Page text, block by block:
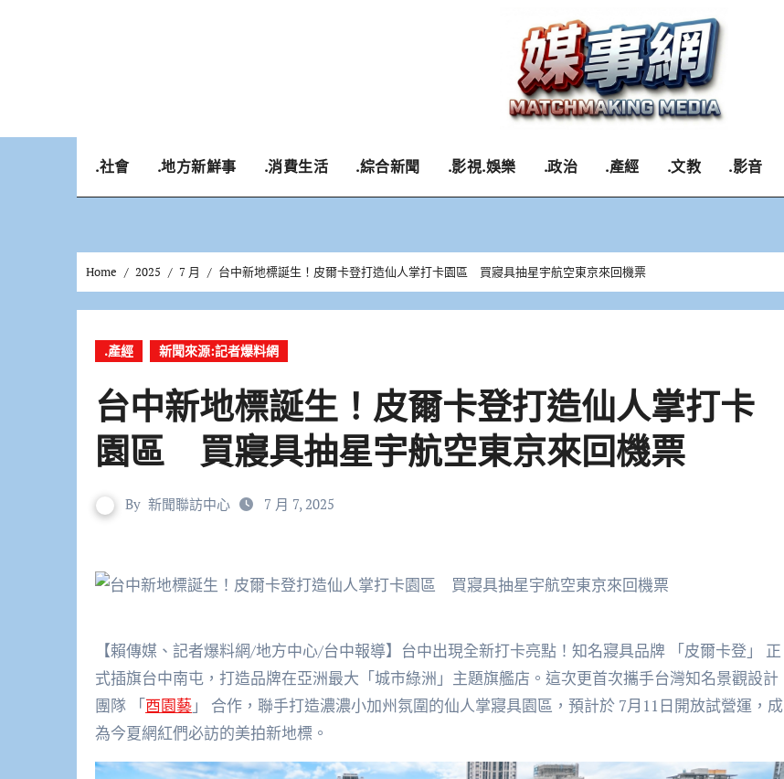
.社會 .地方新鮮事 .消費生活 .綜合新聞 .影視.娛樂 .政治 .產經 .文教 .影音
Home 2025 7 月 台中新地標誕生！皮爾卡登打造仙人掌打卡園區 買寢具抽星宇航空東京來回機票
.產經 新聞來源:記者爆料網
台中新地標誕生！皮爾卡登打造仙人掌打卡
園區 買寢具抽星宇航空東京來回機票
By 新聞聯訪中心 7 月 7, 2025
【賴傳媒、記者爆料網/地方中心/台中報導】台中出現全新打卡亮點！知名寢具品牌 「皮爾卡登」 正
式插旗台中南屯，打造品牌在亞洲最大「城市綠洲」主題旗艦店。這次更首次攜手台灣知名景觀設計
團隊 「酉園藝」 合作，聯手打造濃濃小加州氛圍的仙人掌寢具園區，預計於 7月11日開放試營運，成
為今夏網紅們必訪的美拍新地標。